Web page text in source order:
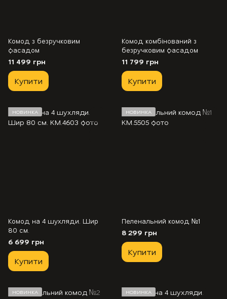
Комод з безручковим
фасадом
11 499 грн
Купити
Комод комбінований з
безручковим фасадом
11 799 грн
Купити
НОВИНКА
Комод на 4 шухляди. Шир
80 см.
6 699 грн
Купити
НОВИНКА
Пеленальний комод №1
8 299 грн
Купити
НОВИНКА НОВИНКА